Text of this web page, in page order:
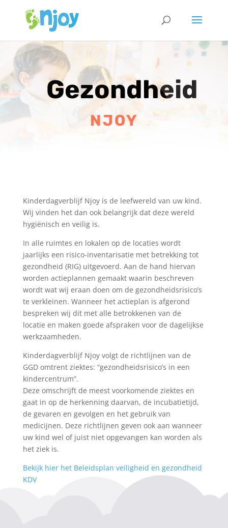
Gezondheid
NJOY
Kinderdagverblijf Njoy is de leefwereld van uw kind.
Wij vinden het dan ook belangrijk dat deze wereld
hygiënisch en veilig is.
In alle ruimtes en lokalen op de locaties wordt
jaarlijks een risico-inventarisatie met betrekking tot
gezondheid (RIG) uitgevoerd. Aan de hand hiervan
worden actieplannen gemaakt waarin beschreven
wordt wat wij eraan doen om de gezondheidsrisico’s
te verkleinen. Wanneer het actieplan is afgerond
bespreken wij dit met alle betrokkenen van de
locatie en maken goede afspraken voor de dagelijkse
werkzaamheden.
Kinderdagverblijf Njoy volgt de richtlijnen van de
GGD omtrent ziektes: “gezondheidsrisico’s in een
kindercentrum”.
Deze omschrijft de meest voorkomende ziektes en
gaat in op de herkenning daarvan, de incubatietijd,
de gevaren en gevolgen en het gebruik van
medicijnen. Deze richtlijnen geven ook aan wanneer
uw kind wel of juist niet opgevangen kan worden als
het ziek is.
Bekijk hier het Beleidsplan veiligheid en gezondheid
KDV